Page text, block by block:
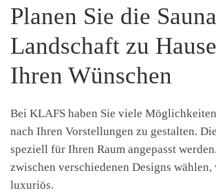
Planen Sie die
Landschaft zu
Ihren Wünschen
Bei KLAFS haben Sie viele
nach Ihren Vorstellungen zu gestalten.
speziell für Ihren Raum angepasst
zwischen verschiedenen Designs
luxuriös.